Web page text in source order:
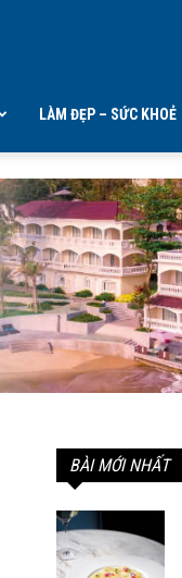
LÀM ĐẸP – SỨC KHOẺ
BÀI MỚI NHẤT